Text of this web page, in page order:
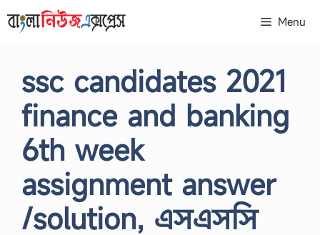
to
Menu
ssc candidates 2021
finance and banking
6th week
assignment answer
/solution, এসএসসি